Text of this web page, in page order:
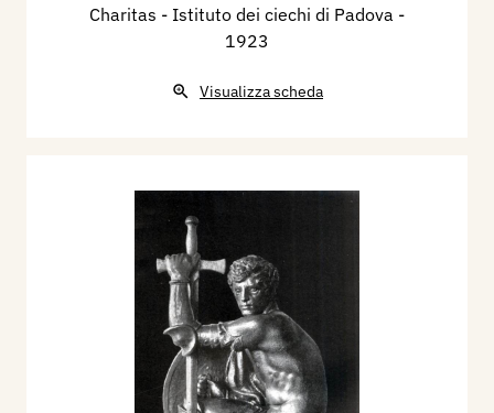
Charitas - Istituto dei ciechi di Padova -
1923
Visualizza scheda